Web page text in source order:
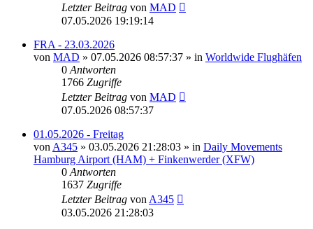
Letzter Beitrag von MAD
07.05.2026 19:19:14
FRA - 23.03.2026
von MAD » 07.05.2026 08:57:37 » in Worldwide Flughäfen
0 Antworten
1766 Zugriffe
Letzter Beitrag von MAD
07.05.2026 08:57:37
01.05.2026 - Freitag
von A345 » 03.05.2026 21:28:03 » in Daily Movements
Hamburg Airport (HAM) + Finkenwerder (XFW)
0 Antworten
1637 Zugriffe
Letzter Beitrag von A345
03.05.2026 21:28:03